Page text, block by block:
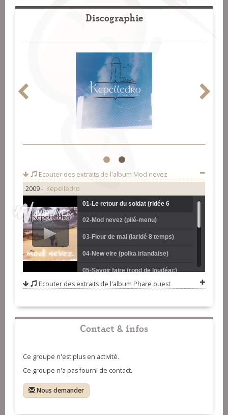
Discographie
1 2
Ecouter des extraits de l'album Mod nevez
2009 - Kepelledro
01-Le retour du soldat (ridée 6
temps)
02-Mod nevez (pilé-menu)
03-Fleur de mai (laridé 8 temps)
04-New eire (polka irlandaise)
05-Savoir faire (rond de loudéac)
06-L'abri du marin (gavotte - tons
tamm-kreiz)
08-Roc'h ar menez (gavotte - tons
(rond pagan)
10-Laride d'eden (laridé 8 temps)
11-Le victor (tour)
Ecouter des extraits de l'album Phare ouest
Contact & infos
Ce groupe n'est plus en activité.
Ce groupe n'a pas fourni de contact.
Nous demander